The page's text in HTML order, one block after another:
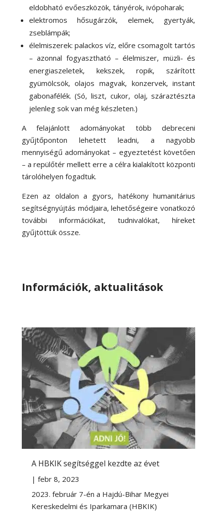
eldobható evőeszközök, tányérok, ivópoharak;
elektromos hősugárzók, elemek, gyertyák,
zseblámpák;
élelmiszerek: palackos víz, előre csomagolt tartós
– azonnal fogyasztható – élelmiszer, müzli- és
energiaszeletek, kekszek, ropik, szárított
gyümölcsök, olajos magvak, konzervek, instant
gabonafélék. (Só, liszt, cukor, olaj, száraztészta
jelenleg sok van még készleten.)
A felajánlott adományokat több debreceni
gyűjtőponton lehetett leadni, a nagyobb
mennyiségű adományokat – egyeztetést követően
– a repülőtér mellett erre a célra kialakított központi
tárolóhelyen fogadtuk.
Ezen az oldalon a gyors, hatékony humanitárius
segítségnyújtás módjaira, lehetőségeire vonatkozó
további információkat, tudnivalókat, híreket
gyűjtöttük össze.
Információk, aktualitások
A HBKIK segítséggel kezdte az évet
| febr 8, 2023
2023. február 7-én a Hajdú-Bihar Megyei
Kereskedelmi és Iparkamara (HBKIK)